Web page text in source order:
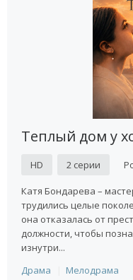
Теплый дом у
HD 2 серии
Катя Бондарева –
трудились целые
она отказалась от
должности, чтобы
изнутри...
Драма
Мелодрама